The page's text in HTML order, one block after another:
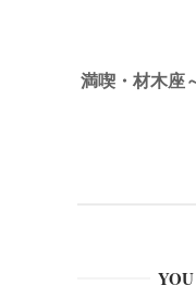
ビ
満喫・材木座